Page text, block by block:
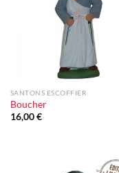
SANTONS ESCOFFIER
Boucher
16,00€